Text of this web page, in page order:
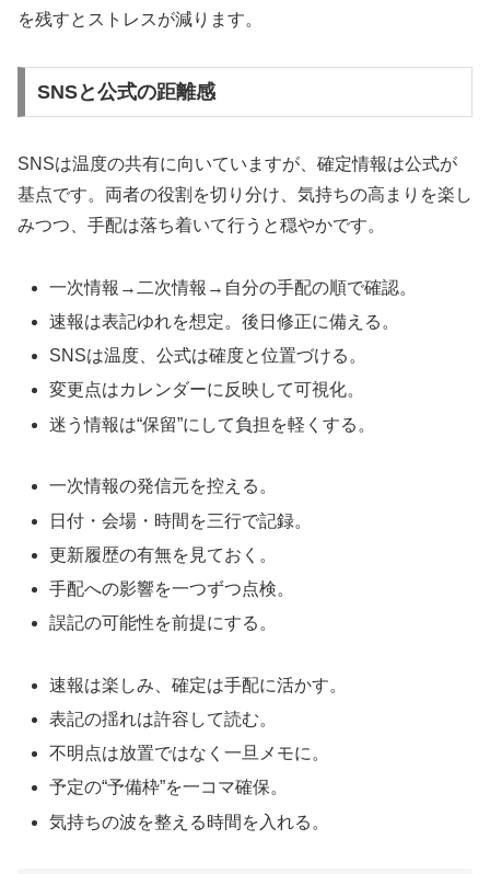
を残すとストレスが減ります。
SNSと公式の距離感
SNSは温度の共有に向いていますが、確定情報は公式が
基点です。両者の役割を切り分け、気持ちの高まりを楽し
みつつ、手配は落ち着いて行うと穏やかです。
一次情報→二次情報→自分の手配の順で確認。
速報は表記ゆれを想定。後日修正に備える。
SNSは温度、公式は確度と位置づける。
変更点はカレンダーに反映して可視化。
迷う情報は“保留”にして負担を軽くする。
一次情報の発信元を控える。
日付・会場・時間を三行で記録。
更新履歴の有無を見ておく。
手配への影響を一つずつ点検。
誤記の可能性を前提にする。
速報は楽しみ、確定は手配に活かす。
表記の揺れは許容して読む。
不明点は放置ではなく一旦メモに。
予定の“予備枠”を一コマ確保。
気持ちの波を整える時間を入れる。